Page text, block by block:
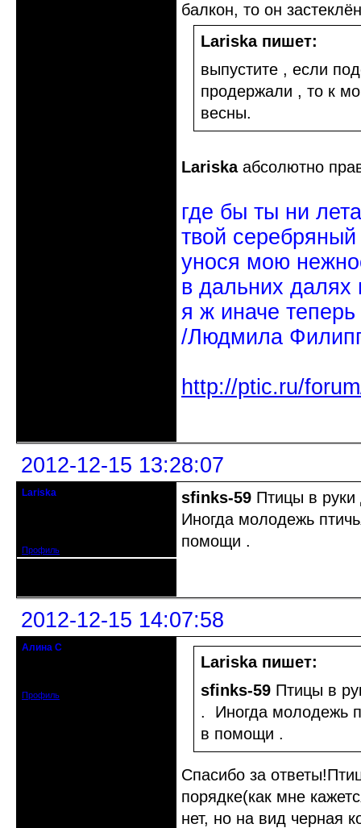
балкон, то он
Lariska пишет:
выпустите , если
продержали , то к
весны.
Lariskaабсолютно
где бы ты ни
твой
унося мою
в дальних
я ж иначе
/Людмила
http://ptic.ru/
2012-12-15 13:28:07
Lariska
Профиль
sfinks-59 Птицы в
Иногда молодежь
помощи .
2012-12-15 14:07:58
Алина С
Профиль
Lariska пишет:
sfinks-59 Птицы в
. Иногда молодежь
в помощи .
Спасибо за
порядке(как мне
нет, но на вид черная